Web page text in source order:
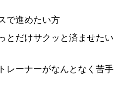
で進めたい方
とだけサクッと済ませたい
レーナーがなんとなく苦手